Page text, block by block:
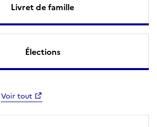
Livret de famille
Élections
Voir tout